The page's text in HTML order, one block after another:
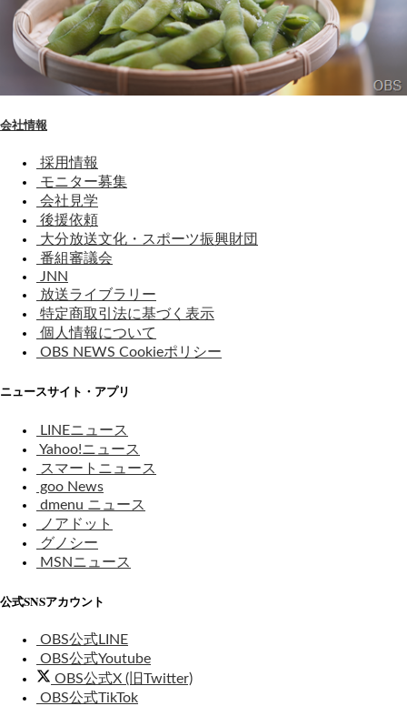
会社情報
採用情報
モニター募集
会社見学
後援依頼
大分放送文化・スポーツ振興財団
番組審議会
JNN
放送ライブラリー
特定商取引法に基づく表示
個人情報について
OBS NEWS Cookieポリシー
ニュースサイト・アプリ
LINEニュース
Yahoo!ニュース
スマートニュース
goo News
dmenu ニュース
ノアドット
グノシー
MSNニュース
公式SNSアカウント
OBS公式LINE
OBS公式Youtube
OBS公式X (旧Twitter)
OBS公式TikTok